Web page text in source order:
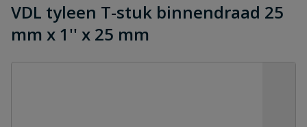
VDL tyleen T-stuk binnendraad 25
mm x 1'' x 25 mm